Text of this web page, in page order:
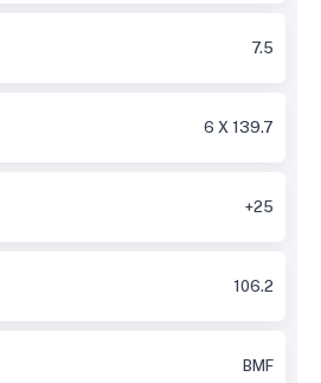
7.5
6 X 139.7
+25
106.2
BMF